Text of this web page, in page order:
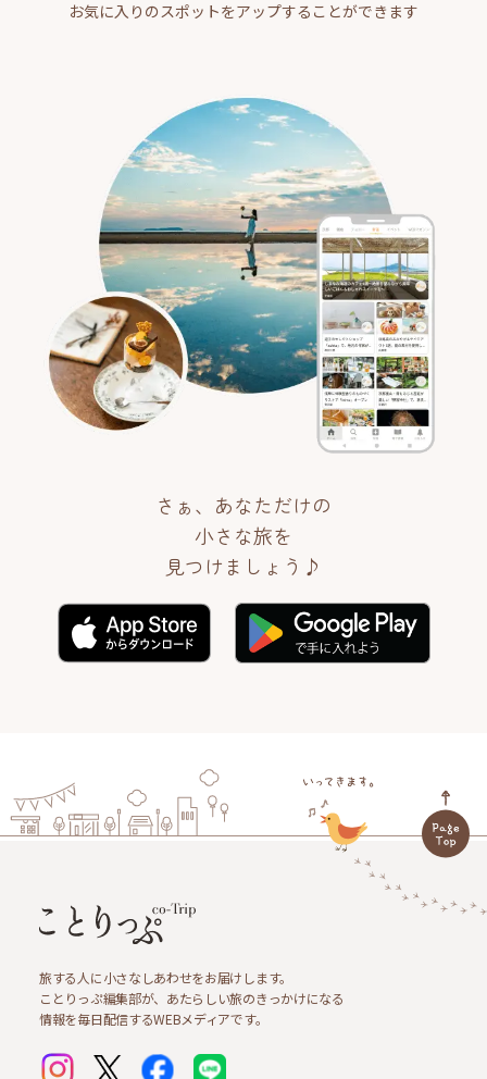
お気に入りのスポットをアップすることができます
さぁ、あなただけの
小さな旅を
見つけましょう♪
旅する人に小さなしあわせをお届けします。
ことりっぷ編集部が、あたらしい旅のきっかけになる
情報を毎日配信するWEBメディアです。